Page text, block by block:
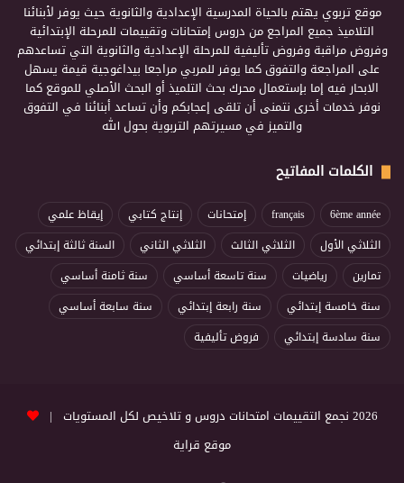
موقع تربوي يهتم بالحياة المدرسية الإعدادية والثانوية حيث يوفر لأبنائنا
التلاميذ جميع المراجع من دروس إمتحانات وتقييمات للمرحلة الإبتدائية
وفروض مراقبة وفروض تأليفية للمرحلة الإعدادية والثانوية التي تساعدهم
على المراجعة والتفوق كما يوفر للمربي مراجعا بيداغوجية قيمة يسهل
الابحار فيه إما بإستعمال محرك بحث التلميذ أو البحث الأصلي للموقع كما
نوفر خدمات أخرى نتمنى أن تلقى إعجابكم وأن تساعد أبنائنا في التفوق
والتميز في مسيرتهم التربوية بحول الله
الكلمات المفاتيح
6ème année
français إمتحانات إنتاج كتابي
إيقاظ علمي
الثلاثي الأول
الثلاثي الثالث الثلاثي الثاني
السنة ثالثة إبتدائي
تمارين
رياضيات سنة تاسعة أساسي
سنة ثامنة أساسي
سنة خامسة إبتدائي
سنة رابعة إبتدائي
سنة سابعة أساسي
سنة سادسة إبتدائي
فروض تأليفية
2026 نجمع التقييمات امتحانات دروس و تلاخيص لكل المستويات |
موقع قراية